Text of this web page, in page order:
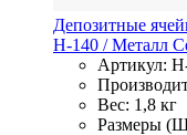
Депозитные
Н-140 / Металл
Артикул:
Вес: 1,8 кг
Размеры